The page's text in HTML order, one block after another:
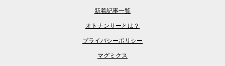
新着記事一覧
オトナンサーとは？
プライバシーポリシー
マグミクス